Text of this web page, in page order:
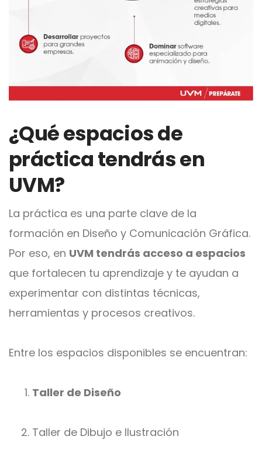
¿Qué espacios de
práctica tendrás en
UVM?
La práctica es una parte clave de la
formación en Diseño y Comunicación Gráfica.
Por eso, en UVM tendrás acceso a espacios
que fortalecen tu aprendizaje y te ayudan a
experimentar con distintas técnicas,
herramientas y procesos creativos.
Entre los espacios disponibles se encuentran:
Taller de Diseño
Taller de Dibujo e Ilustración